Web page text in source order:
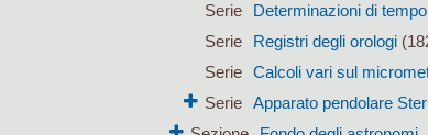
Serie
Determinazioni di tempo
Serie
Registri degli orologi
Serie
Calcoli vari sul
Serie
Apparato pendolare